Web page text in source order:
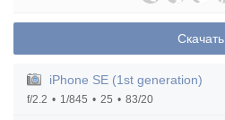
Скачать
iPhone SE (1st generation)
f/2.2 1/845 25 83/20